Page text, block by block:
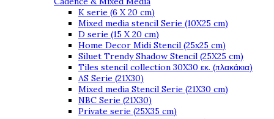
K serie (6 X 20 cm)
Mixed media stencil Serie (10X25 cm)
D serie (15 X 20 cm)
Home Decor Midi Stencil (25x25 cm)
Siluet Trendy Shadow Stencil (25X25 cm)
Tiles stencil collection 30X30 εκ. (πλακάκια)
AS Serie (21X30)
Mixed media Stencil Serie (21X30 cm)
NBC Serie (21X30)
Private serie (25X35 cm)